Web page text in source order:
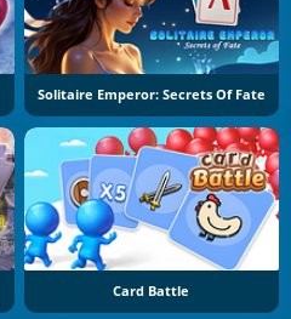
Solitaire Emperor: Secrets Of Fate
Card Battle